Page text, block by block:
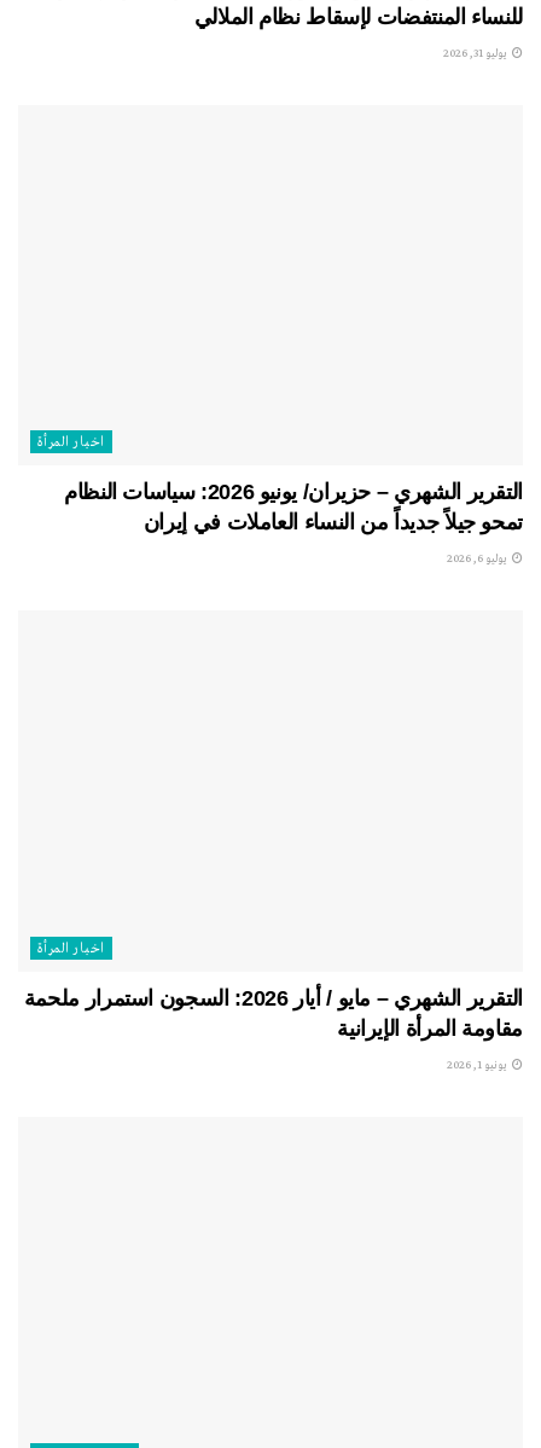
للنساء المنتفضات لإسقاط نظام الملالي
يوليو 31, 2026
اخبار المرأة
التقرير الشهري – حزيران/ يونيو 2026: سياسات النظام
تمحو جيلاً جديداً من النساء العاملات في إيران
يوليو 6, 2026
اخبار المرأة
التقرير الشهري – مايو / أيار 2026: السجون استمرار ملحمة
مقاومة المرأة الإيرانية
يونيو 1, 2026